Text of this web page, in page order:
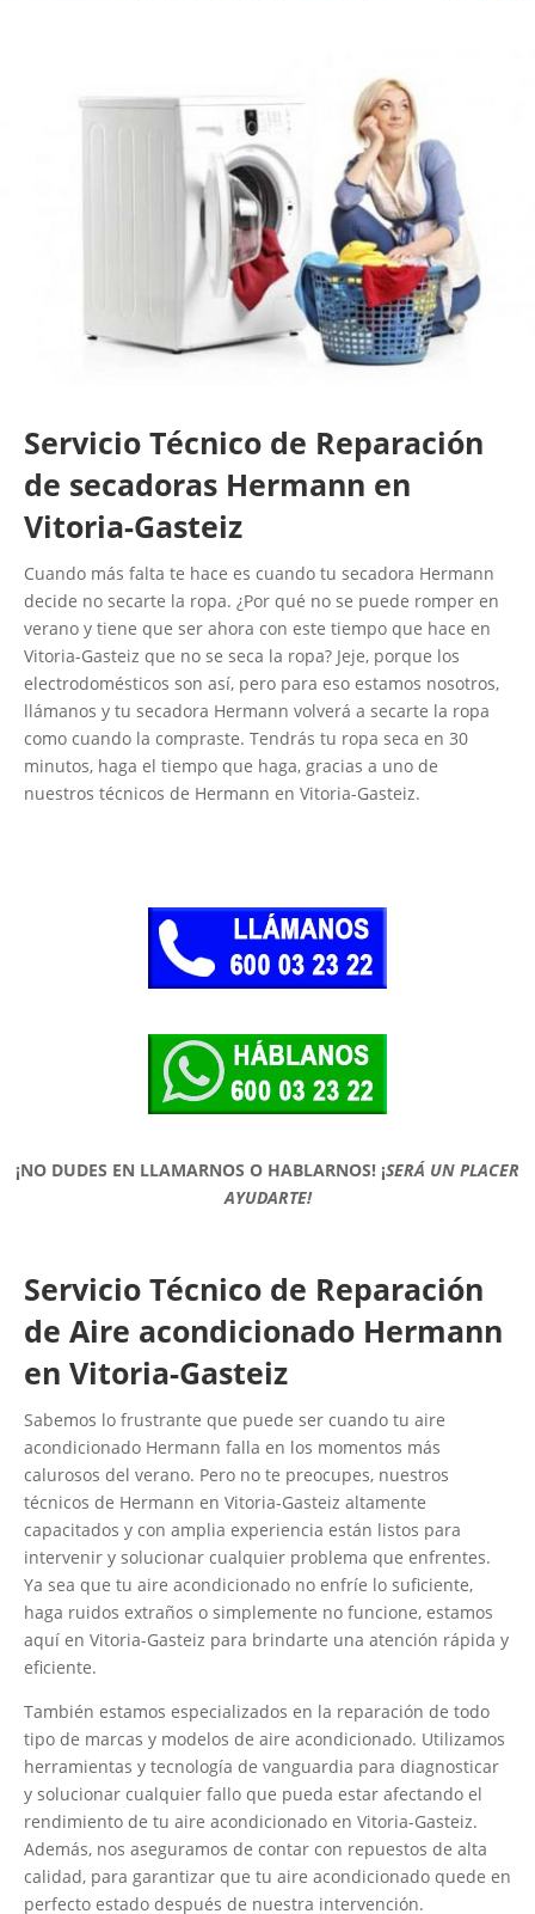
Servicio Técnico de Reparación
de secadoras Hermann en
Vitoria-Gasteiz
Cuando más falta te hace es cuando tu secadora Hermann
decide no secarte la ropa. ¿Por qué no se puede romper en
verano y tiene que ser ahora con este tiempo que hace en
Vitoria-Gasteiz que no se seca la ropa? Jeje, porque los
electrodomésticos son así, pero para eso estamos nosotros,
llámanos y tu secadora Hermann volverá a secarte la ropa
como cuando la compraste. Tendrás tu ropa seca en 30
minutos, haga el tiempo que haga, gracias a uno de
nuestros técnicos de Hermann en Vitoria-Gasteiz.
¡NO DUDES EN LLAMARNOS O HABLARNOS! ¡SERÁ UN PLACER
AYUDARTE!
Servicio Técnico de Reparación
de Aire acondicionado Hermann
en Vitoria-Gasteiz
Sabemos lo frustrante que puede ser cuando tu aire
acondicionado Hermann falla en los momentos más
calurosos del verano. Pero no te preocupes, nuestros
técnicos de Hermann en Vitoria-Gasteiz altamente
capacitados y con amplia experiencia están listos para
intervenir y solucionar cualquier problema que enfrentes.
Ya sea que tu aire acondicionado no enfríe lo suficiente,
haga ruidos extraños o simplemente no funcione, estamos
aquí en Vitoria-Gasteiz para brindarte una atención rápida y
eficiente.
También estamos especializados en la reparación de todo
tipo de marcas y modelos de aire acondicionado. Utilizamos
herramientas y tecnología de vanguardia para diagnosticar
y solucionar cualquier fallo que pueda estar afectando el
rendimiento de tu aire acondicionado en Vitoria-Gasteiz.
Además, nos aseguramos de contar con repuestos de alta
calidad, para garantizar que tu aire acondicionado quede en
perfecto estado después de nuestra intervención.